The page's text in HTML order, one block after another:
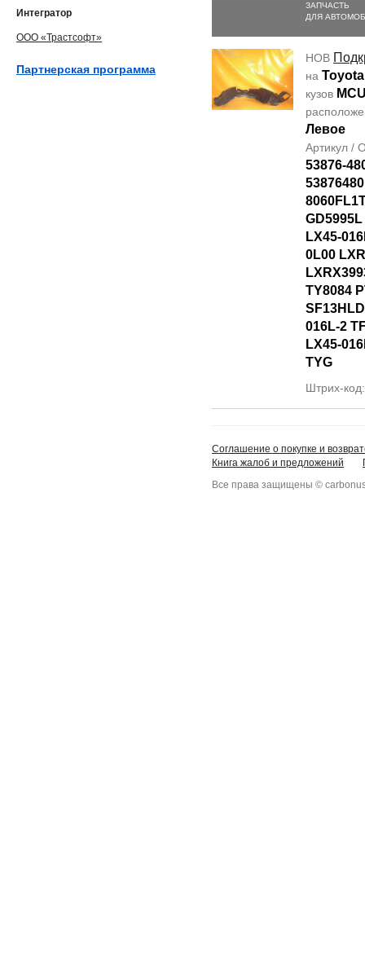
ЗАПЧАСТЬ
ДЛЯ
НОВ
на
кузов
Левое
Артикул /
53876-
LX45-
0L00
TY8084
016L-2
LX45-
TYG
Штрих-
Интегратор
ООО «Трастсофт»
Партнерская программа
Соглашение о покупке и
Книга жалоб и предложений
Все права защищены ©